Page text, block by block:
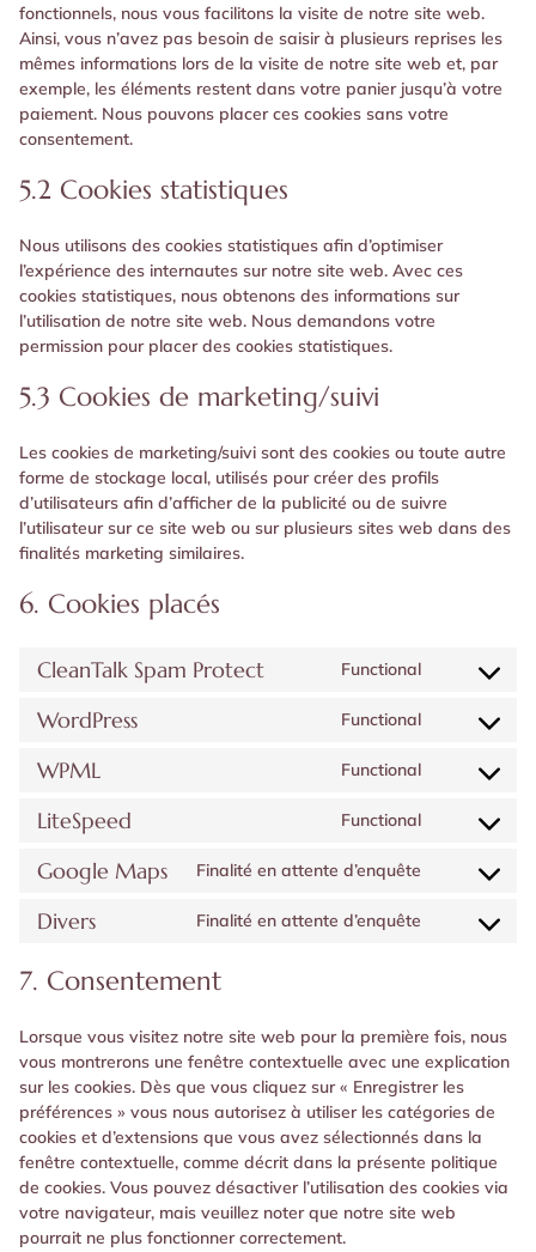
fonctionnels, nous vous facilitons la visite de notre site web.
Ainsi, vous n’avez pas besoin de saisir à plusieurs reprises les
mêmes informations lors de la visite de notre site web et, par
exemple, les éléments restent dans votre panier jusqu’à votre
paiement. Nous pouvons placer ces cookies sans votre
consentement.
5.2 Cookies statistiques
Nous utilisons des cookies statistiques afin d’optimiser
l’expérience des internautes sur notre site web. Avec ces
cookies statistiques, nous obtenons des informations sur
l’utilisation de notre site web. Nous demandons votre
permission pour placer des cookies statistiques.
5.3 Cookies de marketing/suivi
Les cookies de marketing/suivi sont des cookies ou toute autre
forme de stockage local, utilisés pour créer des profils
d’utilisateurs afin d’afficher de la publicité ou de suivre
l’utilisateur sur ce site web ou sur plusieurs sites web dans des
finalités marketing similaires.
6. Cookies placés
CleanTalk Spam Protect Functional
Consent
service
spam-
WordPress Functional
Consent
service
WPML Functional
Consent
service
LiteSpeed Functional
Consent
service
Google Maps Finalité en attente d’enquête
Consent
service
Divers Finalité en attente d’enquête
Consent
7. Consentement
Lorsque vous visitez notre site web pour la première fois, nous
vous montrerons une fenêtre contextuelle avec une explication
sur les cookies. Dès que vous cliquez sur « Enregistrer les
préférences » vous nous autorisez à utiliser les catégories de
cookies et d’extensions que vous avez sélectionnés dans la
fenêtre contextuelle, comme décrit dans la présente politique
de cookies. Vous pouvez désactiver l’utilisation des cookies via
votre navigateur, mais veuillez noter que notre site web
pourrait ne plus fonctionner correctement.